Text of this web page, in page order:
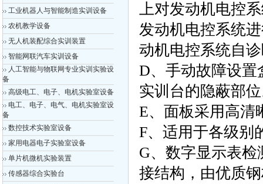
工业机器人与智能制造实训设备
农机教学设备
无人机装配综合实训装置
智能网联汽车实训设备
人工智能与物联网专业实训实验设
备
高级电工、电子、电机实验室设备
电工、电子、电气、电机实验室设
备
数控技术实验室设备
家用电器电子实验室设备
单片机微机实验装置
传感器综合实验台
上对发动机电控
发动机电控系统
动机电控系统自
D、手动故障设置
实训台的隐蔽部
E、面板采用高清
F、适用于各级别
G、数字显示表
接结构，由优质